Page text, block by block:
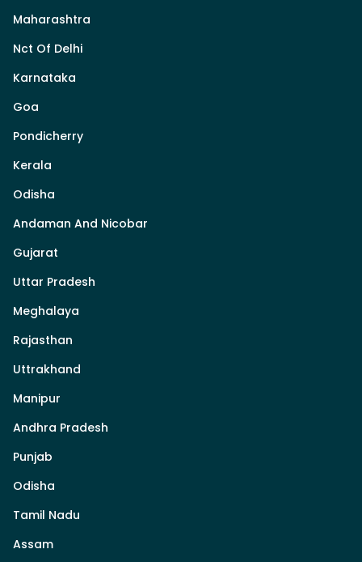
Maharashtra
Nct Of Delhi
Karnataka
Goa
Pondicherry
Kerala
Odisha
Andaman And Nicobar
Gujarat
Uttar Pradesh
Meghalaya
Rajasthan
Uttrakhand
Manipur
Andhra Pradesh
Punjab
Odisha
Tamil Nadu
Assam